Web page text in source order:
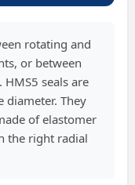
rotating and
or between
seals are
diameter. They
of elastomer
the right radial